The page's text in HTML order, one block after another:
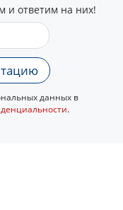
и ответим на них!
данных в
.